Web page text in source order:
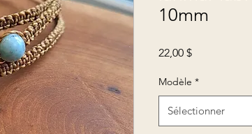
10mm
22,00 $Prix
Modèle *
Sélectionner